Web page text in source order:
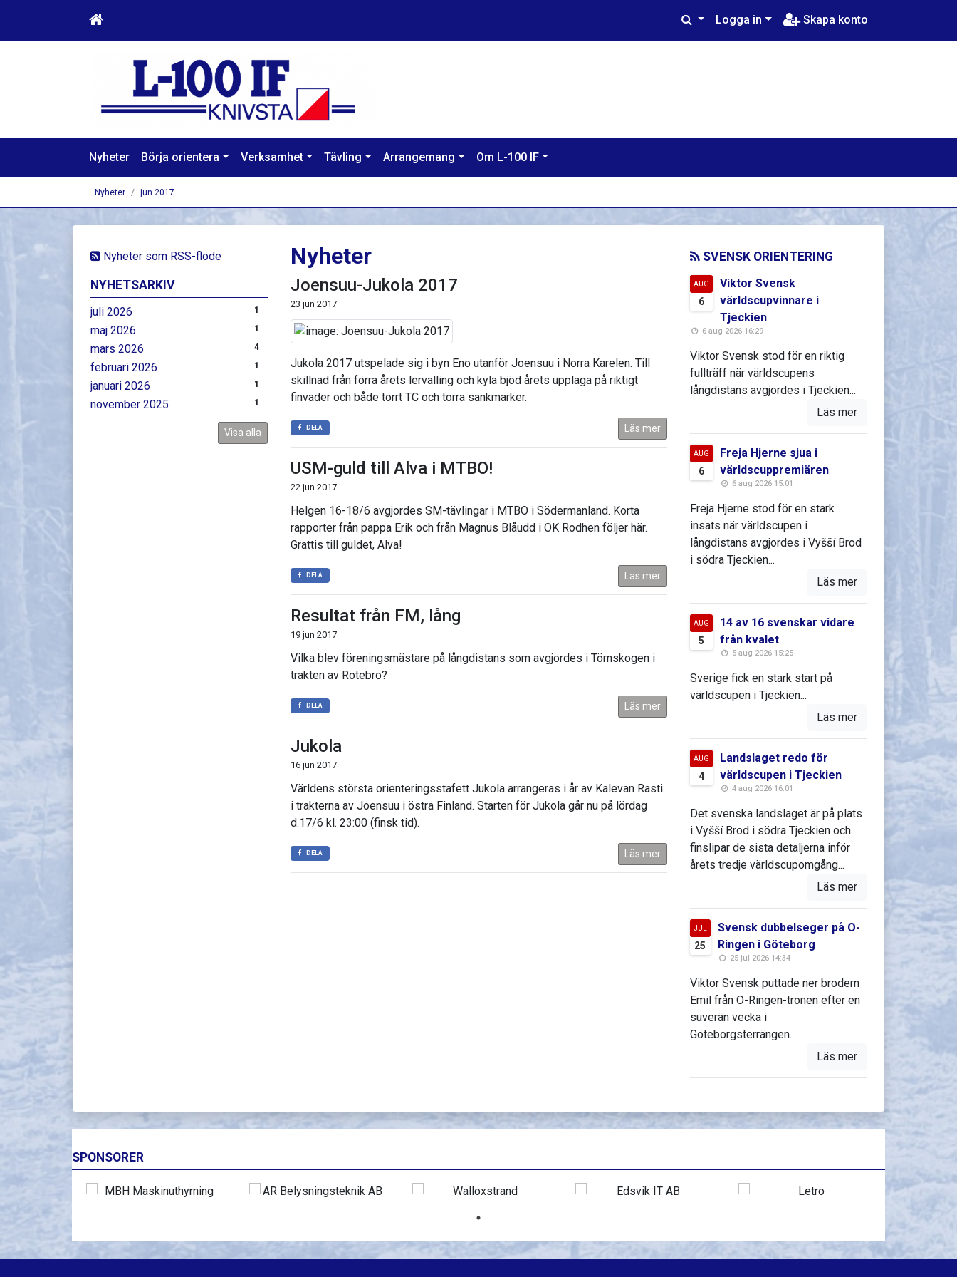
Logga in Skapa konto
Nyheter Börja orientera Verksamhet Tävling Arrangemang Om L-100 IF
Nyheter jun 2017
Nyheter som RSS-flöde
NYHETSARKIV
juli 2026 1
maj 2026 1
mars 2026 4
februari 2026 1
januari 2026 1
november 2025 1
Visa alla
Nyheter
Joensuu-Jukola 2017
23 jun 2017
Jukola 2017 utspelade sig i byn Eno utanför Joensuu i Norra Karelen. Till
skillnad från förra årets lervälling och kyla bjöd årets upplaga på riktigt
finväder och både torrt TC och torra sankmarker.
DELA Läs mer
USM-guld till Alva i MTBO!
22 jun 2017
Helgen 16-18/6 avgjordes SM-tävlingar i MTBO i Södermanland. Korta
rapporter från pappa Erik och från Magnus Blåudd i OK Rodhen följer här.
Grattis till guldet, Alva!
DELA Läs mer
Resultat från FM, lång
19 jun 2017
Vilka blev föreningsmästare på långdistans som avgjordes i Törnskogen i
trakten av Rotebro?
DELA Läs mer
Jukola
16 jun 2017
Världens största orienteringsstafett Jukola arrangeras i år av Kalevan Rasti
i trakterna av Joensuu i östra Finland. Starten för Jukola går nu på lördag
d.17/6 kl. 23:00 (finsk tid).
DELA Läs mer
SVENSK ORIENTERING
AUG
6
Viktor Svensk
världscupvinnare i
Tjeckien
6 aug 2026 16:29
Viktor Svensk stod för en riktig
fullträff när världscupens
långdistans avgjordes i Tjeckien...
Läs mer
AUG
6
Freja Hjerne sjua i
världscuppremiären
6 aug 2026 15:01
Freja Hjerne stod för en stark
insats när världscupen i
långdistans avgjordes i Vyšší Brod
i södra Tjeckien...
Läs mer
AUG
5
14 av 16 svenskar vidare
från kvalet
5 aug 2026 15:25
Sverige fick en stark start på
världscupen i Tjeckien...
Läs mer
AUG
4
Landslaget redo för
världscupen i Tjeckien
4 aug 2026 16:01
Det svenska landslaget är på plats
i Vyšší Brod i södra Tjeckien och
finslipar de sista detaljerna inför
årets tredje världscupomgång...
Läs mer
JUL
25
Svensk dubbelseger på O-
Ringen i Göteborg
25 jul 2026 14:34
Viktor Svensk puttade ner brodern
Emil från O-Ringen-tronen efter en
suverän vecka i
Göteborgsterrängen...
Läs mer
SPONSORER